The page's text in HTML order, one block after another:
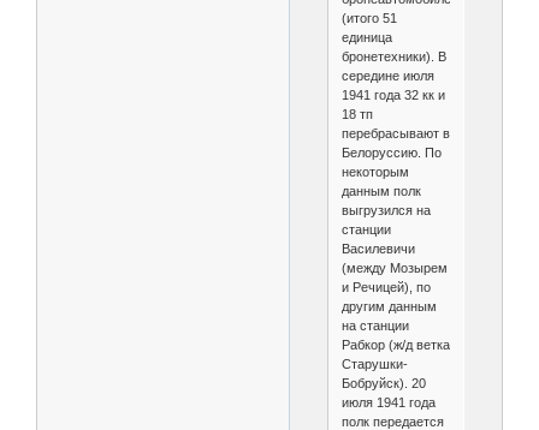
(итого 51
единица
бронетехники). В
середине июля
1941 года 32 кк и
18 тп
перебрасывают в
Белоруссию. По
некоторым
данным полк
выгрузился на
станции
Василевичи
(между Мозырем
и Речицей), по
другим данным
на станции
Рабкор (ж/д ветка
Старушки-
Бобруйск). 20
июля 1941 года
полк передается